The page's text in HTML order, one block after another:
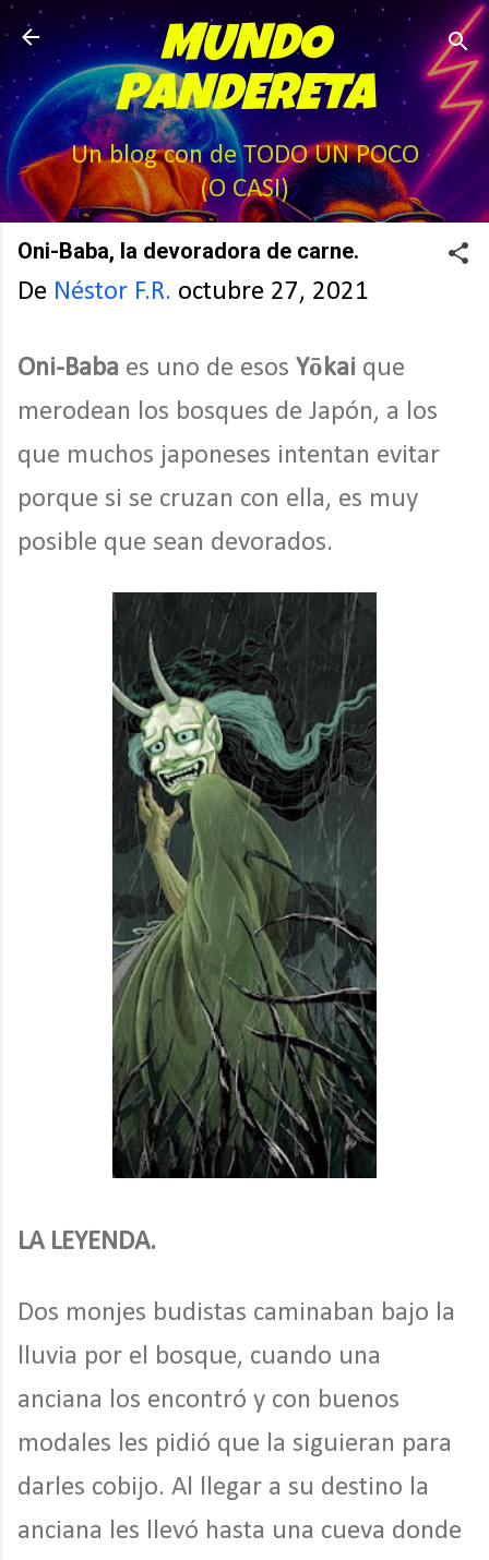
Ir al contenido principal
MUNDO
PANDERETA
Un blog con de TODO UN POCO
(O CASI)
Oni-Baba, la devoradora de carne.
De Néstor F.R. octubre 27, 2021
Oni-Baba es uno de esos Yōkai que
merodean los bosques de Japón, a los
que muchos japoneses intentan evitar
porque si se cruzan con ella, es muy
posible que sean devorados.
LA LEYENDA.
Dos monjes budistas caminaban bajo la
lluvia por el bosque, cuando una
anciana los encontró y con buenos
modales les pidió que la siguieran para
darles cobijo. Al llegar a su destino la
anciana les llevó hasta una cueva donde